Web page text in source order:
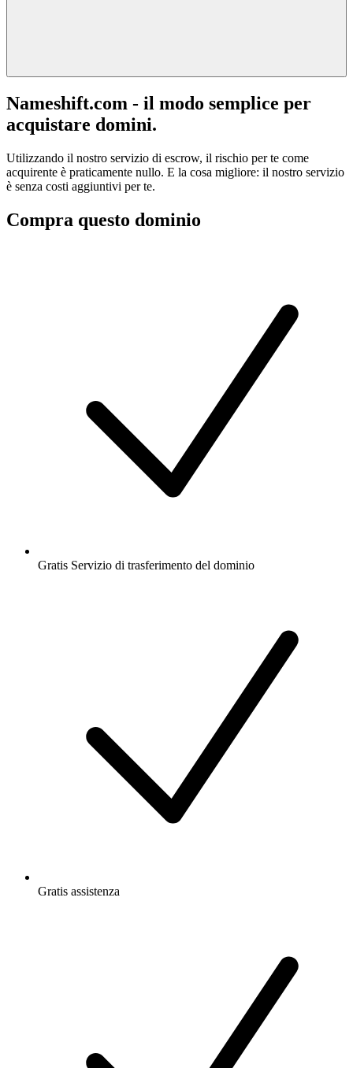
Nameshift.com - il modo semplice per
acquistare domini.
Utilizzando il nostro servizio di escrow, il rischio per te come
acquirente è praticamente nullo. E la cosa migliore: il nostro servizio
è senza costi aggiuntivi per te.
Compra questo dominio
Gratis Servizio di trasferimento del dominio
Gratis assistenza